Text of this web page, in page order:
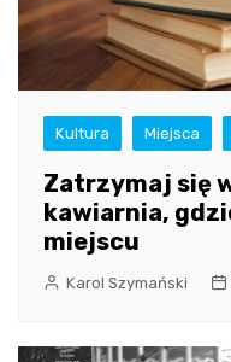
Kultura Miejsca
Zatrzymaj się
kawiarnia,
miejscu
Karol Szymański